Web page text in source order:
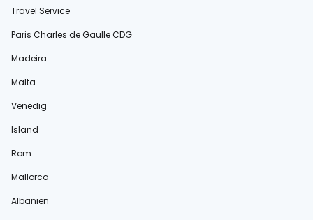
Travel Service
Paris Charles de Gaulle CDG
Madeira
Malta
Venedig
Island
Rom
Mallorca
Albanien